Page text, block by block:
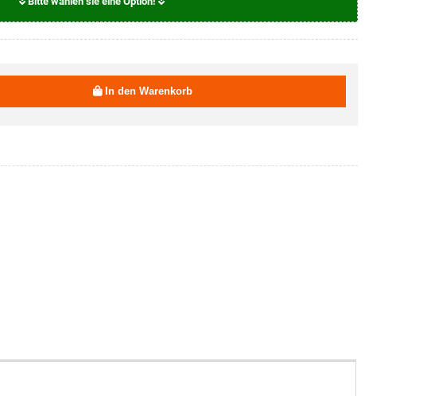
18,00 EUR
In den Warenkorb